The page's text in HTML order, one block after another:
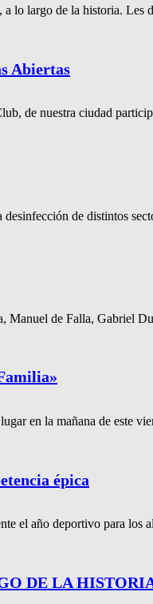
lo largo de la historia. Les
Abiertas
de nuestra ciudad
de distintos
Manuel de Falla, Gabriel
en la mañana de este
épica
el año deportivo para los
DE LA